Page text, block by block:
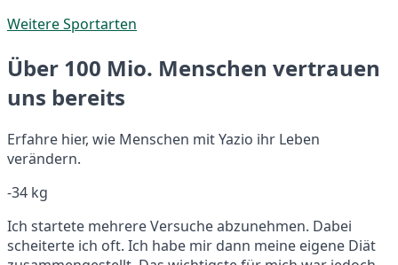
Weitere Sportarten
Über 100 Mio. Menschen vertrauen
uns bereits
Erfahre hier, wie Menschen mit Yazio ihr Leben
verändern.
-34 kg
Ich startete mehrere Versuche abzunehmen. Dabei
scheiterte ich oft. Ich habe mir dann meine eigene Diät